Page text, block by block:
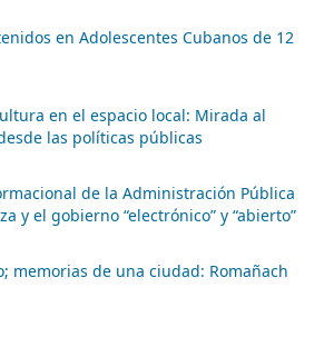
en Adolescentes Cubanos de 12
en el espacio local: Mirada al
las políticas públicas
de la Administración Pública
y el gobierno “electrónico” y “abierto”
memorias de una ciudad: Romañach